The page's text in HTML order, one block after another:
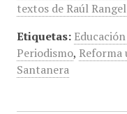
textos de Raúl
Etiquetas:
Periodismo, Reforma
Santanera